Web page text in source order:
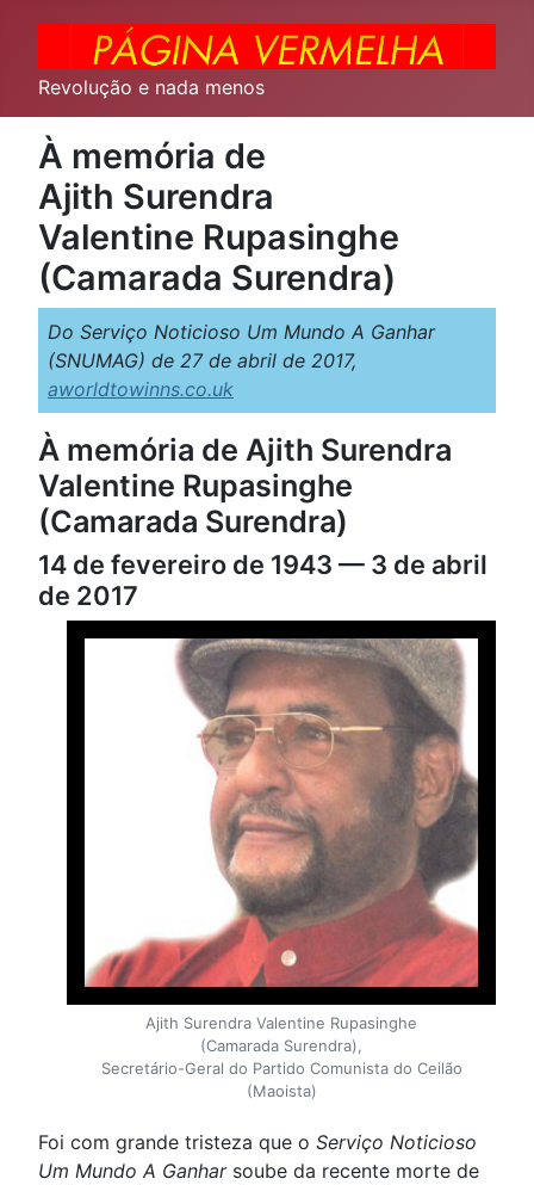
Revolução e nada menos
À memória de
Ajith Surendra
Valentine Rupasinghe
(Camarada Surendra)
Do Serviço Noticioso Um Mundo A Ganhar
(SNUMAG) de 27 de abril de 2017,
aworldtowinns.co.uk
À memória de Ajith Surendra
Valentine Rupasinghe
(Camarada Surendra)
14 de fevereiro de 1943 — 3 de abril
de 2017
Ajith Surendra Valentine Rupasinghe
(Camarada Surendra),
Secretário-Geral do Partido Comunista do Ceilão
(Maoista)
Foi com grande tristeza que o Serviço Noticioso
Um Mundo A Ganharsoube da recente morte de